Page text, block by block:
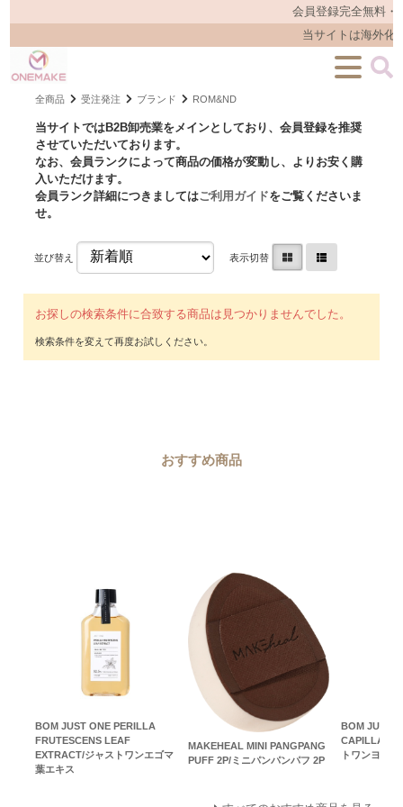
会員登録完全無料・
当サイトは海外化
全商品 受注発注 ブランド ROM&ND
当サイトではB2B卸売業をメインとしており、会員登録を推奨
させていただいております。
なお、会員ランクによって商品の価格が変動し、よりお安く購
入いただけます。
会員ランク詳細につきましてはご利用ガイドをご覧くださいま
せ。
並び替え 表示切替
お探しの検索条件に合致する商品は見つかりませんでした。
おすすめ商品
BOM JUST ONE PERILLA
FRUTESCENS LEAF
EXTRACT/ジャストワンエゴマ
葉エキス
MAKEHEAL MINI PANGPANG
PUFF 2P/ミニパンパンパフ 2P
BOM JUST
CAPILLARIS
トワンヨモ